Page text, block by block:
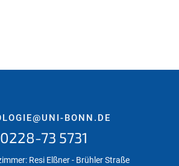
BONN.DE
0228-73 5731
Resi Elßner - Brühler Straße